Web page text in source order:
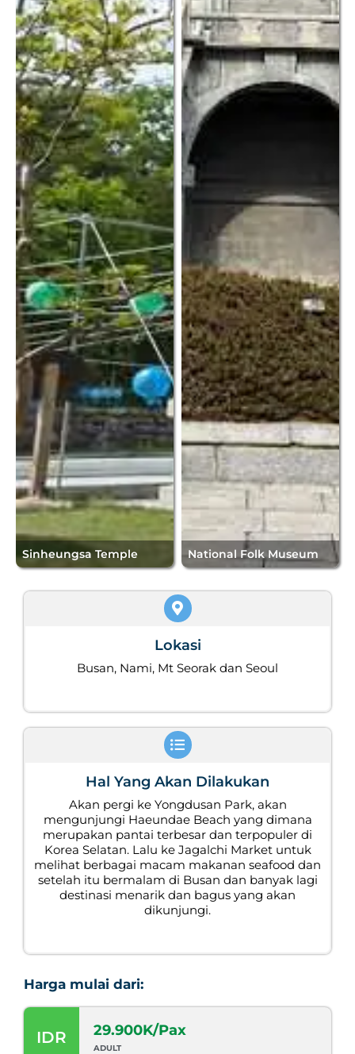
Sinheungsa Temple National Folk Museum
Lokasi
Busan, Nami, Mt Seorak dan Seoul
Hal Yang Akan Dilakukan
Akan pergi ke Yongdusan Park, akan
mengunjungi Haeundae Beach yang dimana
merupakan pantai terbesar dan terpopuler di
Korea Selatan. Lalu ke Jagalchi Market untuk
melihat berbagai macam makanan seafood dan
setelah itu bermalam di Busan dan banyak lagi
destinasi menarik dan bagus yang akan
dikunjungi.
Harga mulai dari:
IDR 29.900K/Pax
ADULT